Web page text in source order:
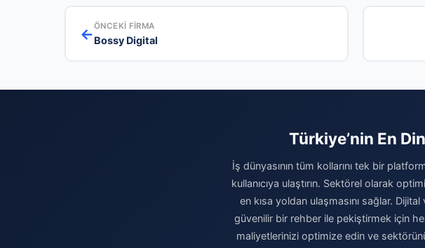
←ÖNCEKI FIRMA
Bossy Digital
Türkiye’nin En
İş dünyasının tüm kollarını tek bir
kullanıcıya ulaştırın. Sektörel olarak
en kısa yoldan ulaşmasını sağlar.
güvenilir bir rehber ile pekiştirmek için
maliyetlerinizi optimize edin ve